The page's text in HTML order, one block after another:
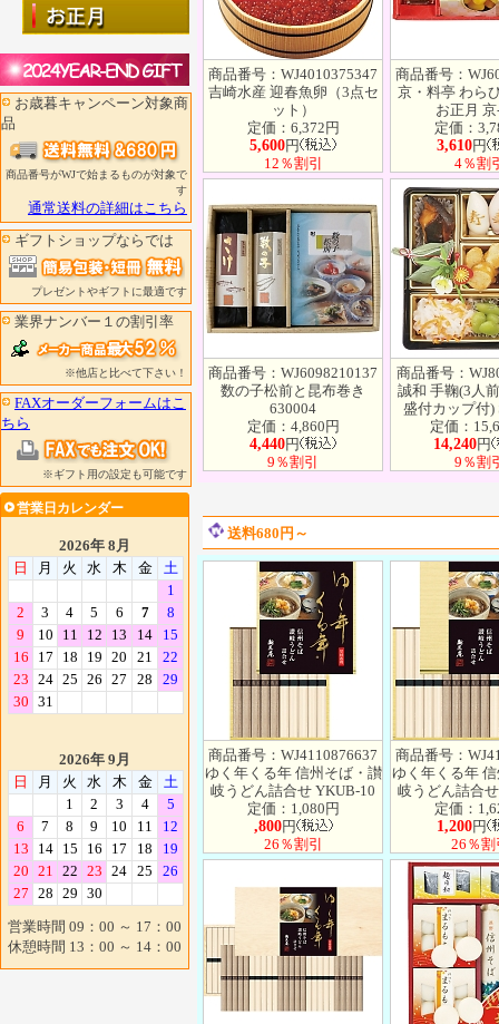
お歳暮キャンペーン対象商
品
商品番号がWJで始まるものが対象で
す
通常送料の詳細はこちら
ギフトショップならでは
プレゼントやギフトに最適です
業界ナンバー１の割引率
※他店と比べて下さい！
FAXオーダーフォームはこ
ちら
※ギフト用の設定も可能です
営業日カレンダー
2026年 8月
日
月 火 水 木 金
土
1
2
3 4 5 6 7
8
9
10 11 12 13 14
15
16
17 18 19 20 21
22
23 24 25 26 27 28
29
30 31
2026年 9月
日
月 火 水 木 金
土
1
2 3 4
5
6
7 8 9 10 11
12
13
14 15 16 17 18
19
20 21 22 23 24 25
26
27 28 29 30
営業時間 09：00 ～ 17：00
休憩時間 13：00 ～ 14：00
商品番号：WJ4010375347
吉崎水産 迎春魚卵（3点セ
ット）
定価：6,372円
5,600円
12％割引
商品番号：
京・料亭 わら
お正月 京
定価：
3,610円
4％割
商品番号：WJ6098210137
数の子松前と昆布巻き
630004
定価：4,860円
4,440円
9％割引
商品番号：
誠和 手鞠(3人
盛付カップ付)
定価：
14,240円
9％割
送料680円～
商品番号：WJ4110876637
ゆく年くる年 信州そば・讃
岐うどん詰合せ YKUB-10
定価：1,080円
,800円
26％割引
商品番号：
ゆく年くる年
岐うどん詰合
定価：
1,200円
26％割